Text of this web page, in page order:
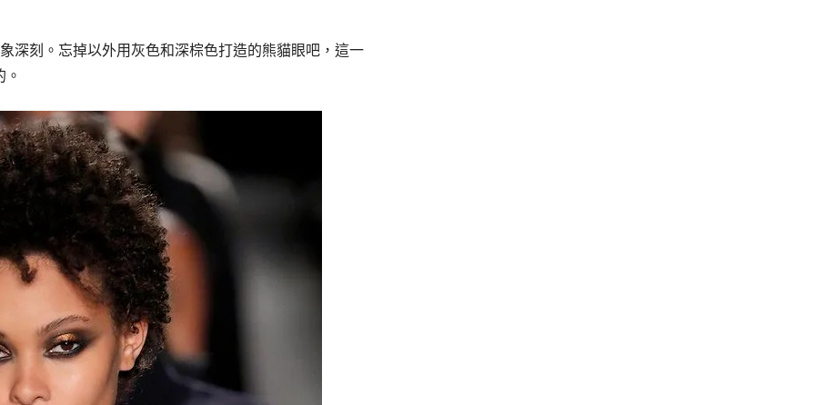
深刻。忘掉以外用灰色和深棕色打造的熊貓眼吧，這一